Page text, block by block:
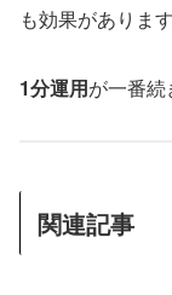
も効果があります
1分運用が一番続
関連記事